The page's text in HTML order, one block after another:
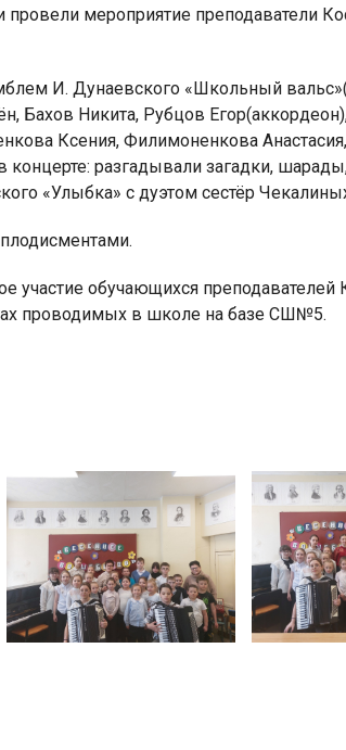
мероприятие преподаватели
И. Дунаевского «Школьный
Бахов Никита, Рубцов
Ксения, Филимоненкова
разгадывали загадки,
«Улыбка» с дуэтом сестёр
участие обучающихся
проводимых в школе на базе СШ№5.